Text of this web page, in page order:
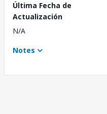
Última Fecha de
Actualización
N/A
Notes